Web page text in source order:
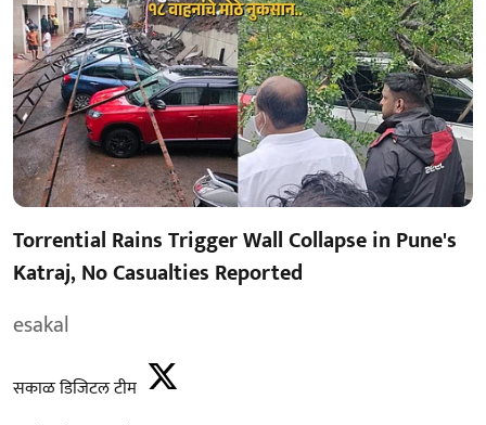
Torrential Rains Trigger Wall Collapse in Pune's
Katraj, No Casualties Reported
esakal
सकाळ डिजिटल टीम